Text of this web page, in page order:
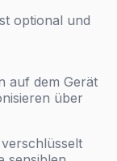
optional und
auf dem Gerät
über